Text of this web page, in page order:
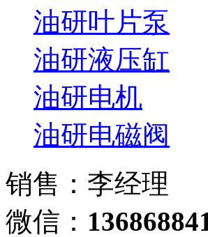
油研叶片泵
油研液压缸
油研电机
油研电磁阀
销售：李经理
微信：